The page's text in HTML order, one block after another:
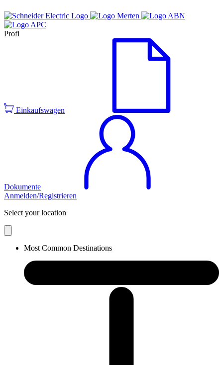
Profi
Einkaufswagen
Dokumente
Anmelden/Registrieren
Select your location
Most Common Destinations